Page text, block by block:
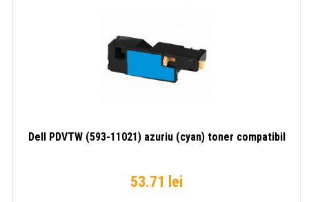
Dell PDVTW (593-11021) azuriu (cyan) toner compatibil
53.71 lei